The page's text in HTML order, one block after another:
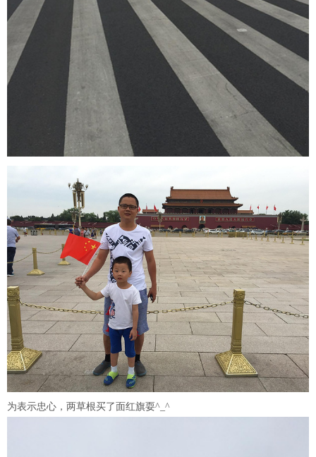
为表示忠心，两草根买了面红旗耍^_^